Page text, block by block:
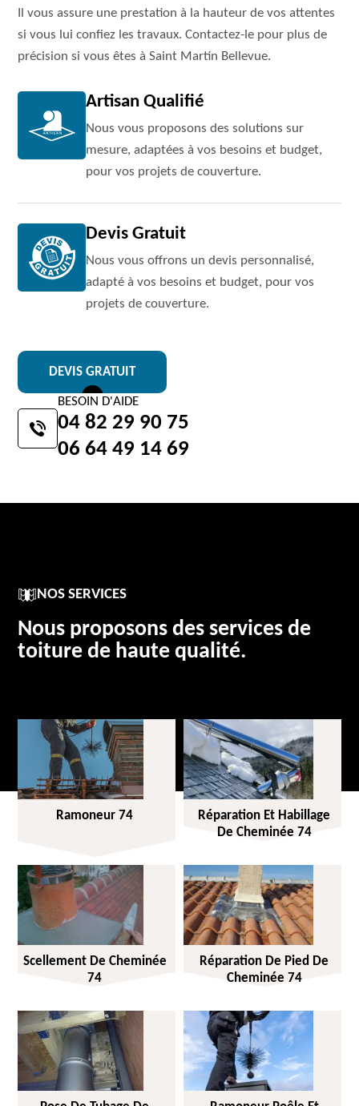
Il vous assure une prestation à la hauteur de vos attentes
si vous lui confiez les travaux. Contactez-le pour plus de
précision si vous êtes à Saint Martin Bellevue.
Artisan Qualifié
Nous vous proposons des solutions sur
mesure, adaptées à vos besoins et budget,
pour vos projets de couverture.
Devis Gratuit
Nous vous offrons un devis personnalisé,
adapté à vos besoins et budget, pour vos
projets de couverture.
DEVIS GRATUIT
BESOIN D'AIDE
04 82 29 90 75
06 64 49 14 69
NOS SERVICES
Nous proposons des services de
toiture de haute qualité.
Ramoneur 74
Réparation Et Habillage
De Cheminée 74
Scellement De Cheminée
74
Réparation De Pied De
Cheminée 74